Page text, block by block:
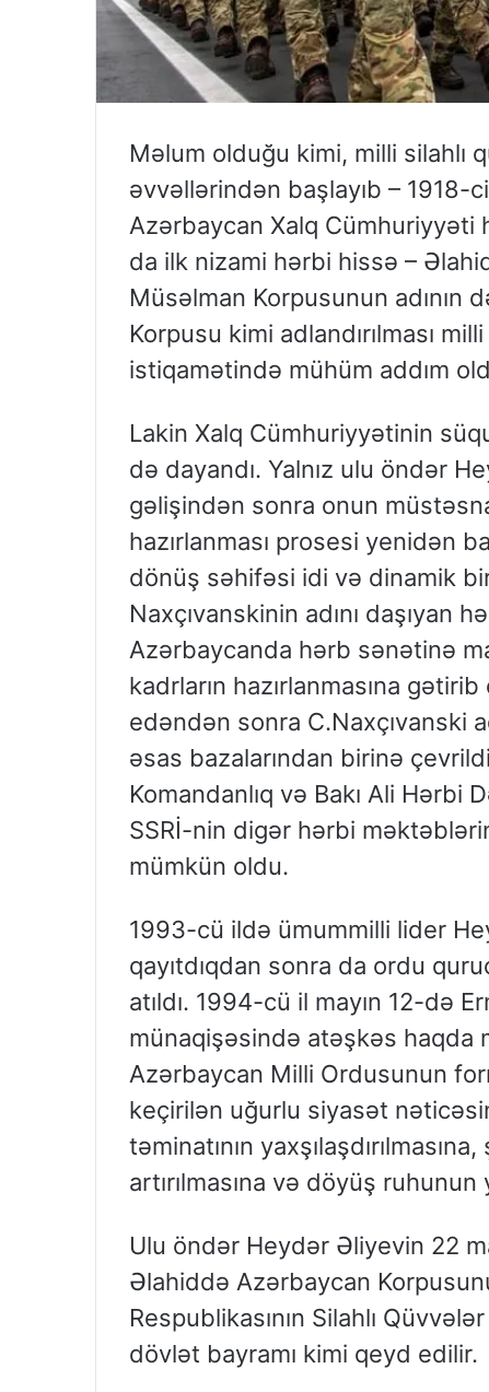
Məlum olduğu kimi, milli silahlı
əvvəllərindən başlayıb –
Azərbaycan Xalq Cümhuriyyəti
da ilk nizami hərbi hissə –
Müsəlman Korpusunun
Korpusu kimi adlandırılması
istiqamətində mühüm addım
Lakin Xalq Cümhuriyyətinin
də dayandı. Yalnız ulu öndər
gəlişindən sonra onun
hazırlanması prosesi yenidən
dönüş səhifəsi idi və dinamik
Naxçıvanskinin adını daşıyan
Azərbaycanda hərb sənətinə
kadrların hazırlanmasına
edəndən sonra C.Naxçıvanski
əsas bazalarından birinə
Komandanlıq və Bakı Ali Hərbi
SSRİ-nin digər hərbi
mümkün oldu.
1993-cü ildə ümummilli lider
qayıtdıqdan sonra da ordu
atıldı. 1994-cü il mayın 12-də
münaqişəsində atəşkəs haqda
Azərbaycan Milli Ordusunun
keçirilən uğurlu siyasət
təminatının
artırılmasına və döyüş
Ulu öndər Heydər Əliyevin 22
Əlahiddə Azərbaycan
Respublikasının Silahlı
dövlət bayramı kimi qeyd edilir.